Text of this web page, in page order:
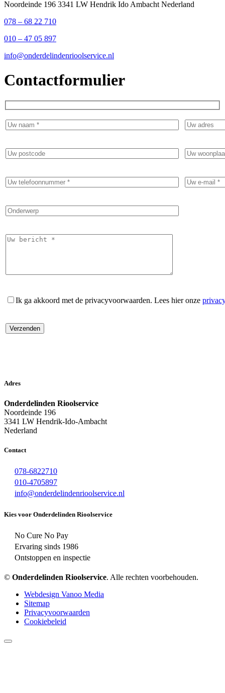
Noordeinde 196 3341 LW Hendrik Ido Ambacht Nederland
078 – 68 22 710
010 – 47 05 897
info@onderdelindenrioolservice.nl
Contactformulier
Ik ga akkoord met de privacyvoorwaarden. Lees hier onze
Adres
Onderdelinden Rioolservice
Noordeinde 196
3341 LW Hendrik-Ido-Ambacht
Nederland
Contact
078-6822710
010-4705897
info@onderdelindenrioolservice.nl
Kies voor Onderdelinden Rioolservice
No Cure No Pay
Ervaring sinds 1986
Ontstoppen en inspectie
© Onderdelinden Rioolservice. Alle rechten voorbehouden.
Webdesign Vanoo Media
Sitemap
Privacyvoorwaarden
Cookiebeleid